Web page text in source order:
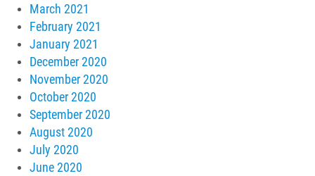
March 2021
February 2021
January 2021
December 2020
November 2020
October 2020
September 2020
August 2020
July 2020
June 2020